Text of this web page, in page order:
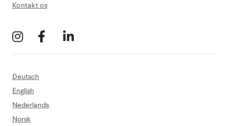
Kontakt os
Deutsch
English
Nederlands
Norsk